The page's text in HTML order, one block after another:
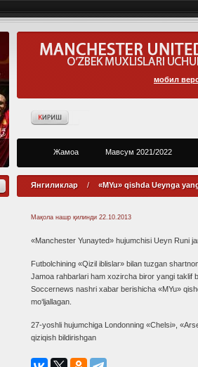
мобил
Жамоа Мавсум 2021/2022
Янгиликлар / «MYu» qishda Ueynga
Мақола нашр қилинди 22.10.2013
«Manchester Yunayted» hujumchisi Ueyn Runi
Futbolchining «Qizil iblislar» bilan tuzgan
Jamoa rahbarlari ham xozircha biror yangi taklif
Soccernews nashri xabar berishicha «MYu»
mo‘ljallagan.
27-yoshli hujumchiga Londonning «Chelsi»,
qiziqish bildirishgan